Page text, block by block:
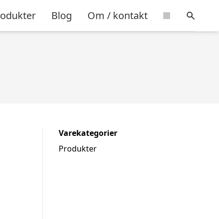
Blog Om / kontakt
Varekategorier
Produkter